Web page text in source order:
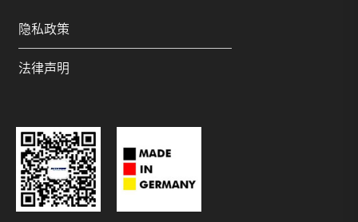
隐私政策
法律声明